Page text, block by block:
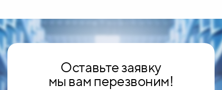
Оставьте заявку
мы вам перезвоним!